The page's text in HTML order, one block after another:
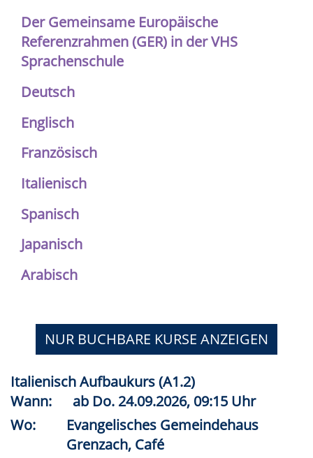
Der Gemeinsame Europäische
Referenzrahmen (GER) in der VHS
Sprachenschule
Deutsch
Englisch
Französisch
Italienisch
Spanisch
Japanisch
Arabisch
NUR BUCHBARE KURSE ANZEIGEN
Italienisch Aufbaukurs (A1.2)
Wann:
ab Do. 24.09.2026, 09:15 Uhr
Wo:
Evangelisches Gemeindehaus
Grenzach, Café